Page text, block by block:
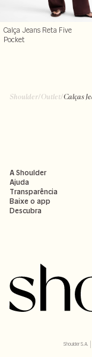
Calça Jeans Reta Five
Pocket
A Shoulder
Ajuda
Transparência
Baixe o app
Shoulder